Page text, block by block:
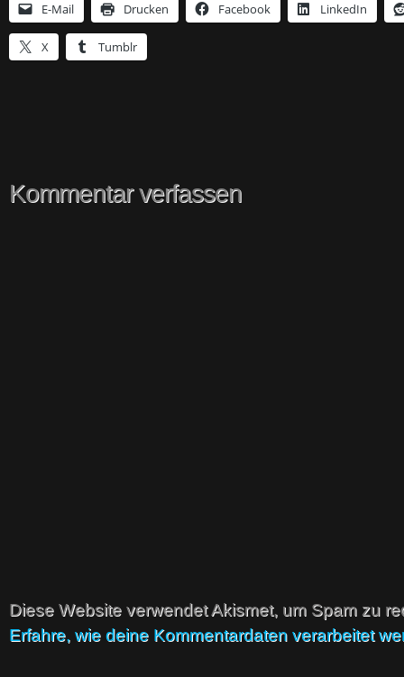
E-Mail Drucken Facebook LinkedIn
X Tumblr
Kommentar verfassen
Diese Website verwendet Akismet, um Spam zu
Erfahre, wie deine Kommentardaten verarbeitet